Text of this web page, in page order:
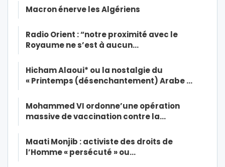
Macron énerve les Algériens
Radio Orient : “notre proximité avec le
Royaume ne s’est à aucun…
Hicham Alaoui* ou la nostalgie du
« Printemps (désenchantement) Arabe …
Mohammed VI ordonne’une opération
massive de vaccination contre la…
Maati Monjib : activiste des droits de
l’Homme « persécuté » ou…